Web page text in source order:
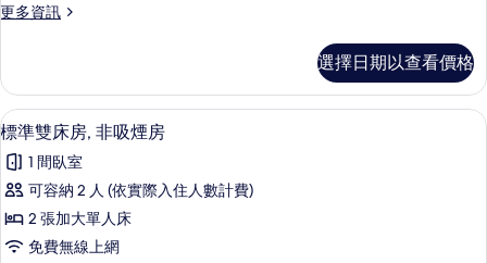
房,
吸
煙
房
的
所
有
相
更多資訊
更
雙
人
房,
吸
煙
的
詳
選擇日期以查看價格
顯
示
標
準
雙
標準雙床房, 非吸煙房 | 客房內保險箱
1
標準雙床房, 非吸煙房
1 間臥室
可容納 2 人 (依實際入住人數計費)
2 張加大單人床
免費無線上網